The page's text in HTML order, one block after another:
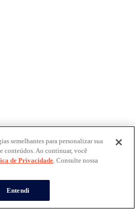
semelhantes para personalizar sua
conteúdos. Ao continuar, você
de Privacidade. Consulte nossa
Entendi